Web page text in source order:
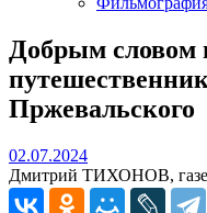
Добрым словом
Пржевальского
02.07.202402.07.2024
Дмитрий ТИХОНОВ,